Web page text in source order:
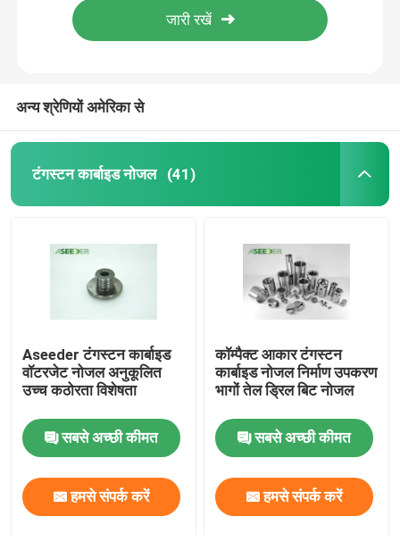
गुणवत्ता नियंत्रण
संपर्क करें
टंगस्टन कार्बाइड नोजल
कार्बाइड सैंडब्लास्टिंग नोजल
ड्रिल बिट नोजल
टाइल राइडिंग रेडियल बियरिंग
अन्य श्रेणियों अमेरिका से
टंगस्टन कार्बाइड नोजल (41)
Aseeder टंगस्टन कार्बाइड
वॉटरजेट नोजल अनुकूलित
उच्च कठोरता विशेषता
सबसे अच्छी कीमत
हमसे संपर्क करें
कॉम्पैक्ट आकार टंगस्टन
कार्बाइड नोजल निर्माण उपकरण
भागों तेल ड्रिल बिट नोजल
सबसे अच्छी कीमत
हमसे संपर्क करें